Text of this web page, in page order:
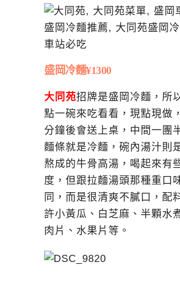
盛岡冷麵¥1300
大同苑招牌是盛岡冷麵，所
點一碗來吃看看，現點現做
分鐘後會送上桌，中間一團
麵條就是冷麵，碗內湯汁則
熬成的牛骨高湯，喝起來有
度，但跟拉麵湯頭那種重口
同，而是很清爽不膩口，配
許小黃瓜、白芝麻、半顆水
肉片、水果片等。